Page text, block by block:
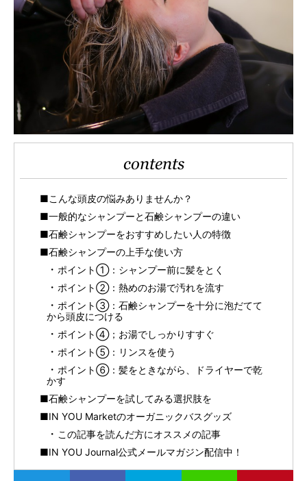
contents
■こんな頭皮の悩みありませんか？
■一般的なシャンプーと石鹸シャンプーの違い
■石鹸シャンプーをおすすめしたい人の特徴
■石鹸シャンプーの上手な使い方
ポイント①：シャンプー前に髪をとく
ポイント②：熱めのお湯で汚れを流す
ポイント③：石鹸シャンプーを十分に泡だてて
から頭皮につける
ポイント④；お湯でしっかりすすぐ
ポイント⑤：リンスを使う
ポイント⑥：髪をときながら、ドライヤーで乾
かす
■石鹸シャンプーを試してみる選択肢を
■IN YOU Marketのオーガニックバスグッズ
この記事を読んだ方にオススメの記事
■IN YOU Journal公式メールマガジン配信中！